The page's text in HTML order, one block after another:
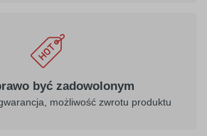
być zadowolonym
możliwość zwrotu produktu